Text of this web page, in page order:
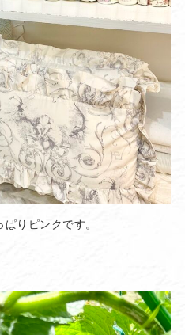
りピンクです。